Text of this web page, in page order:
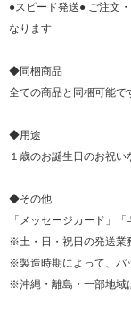
●スピード発送● ご注文
なります
◆同梱商品
全ての商品と同梱可能
◆用途
１歳のお誕生日のお祝い
◆その他
「メッセージカード」
※土・日・祝日の発送業
※製造時期によって、パ
※沖縄・離島・一部地域